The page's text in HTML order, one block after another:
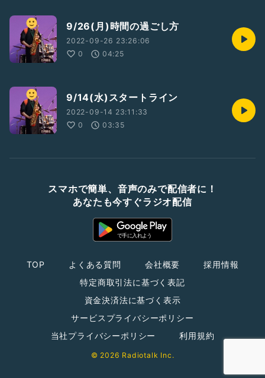
9/26(月)時間の過ごし方
2022-09-26 23:26:06
0
04:25
9/14(水)スタートライン
2022-09-14 23:11:33
0
03:35
スマホで簡単、音声のみで配信者に！
あなたも今すぐラジオ配信
TOP よくある質問 会社概要
採用情報
特定商取引法に基づく表記
資金決済法に基づく表示
サービスプライバシーポリシー
当社プライバシーポリシー
利用規約
© 2026 Radiotalk Inc.